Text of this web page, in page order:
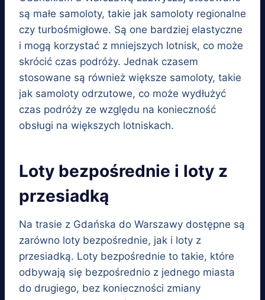
są małe samoloty, takie jak samoloty regionalne
czy turbośmigłowe. Są one bardziej elastyczne
i mogą korzystać z mniejszych lotnisk, co może
skrócić czas podróży. Jednak czasem
stosowane są również większe samoloty, takie
jak samoloty odrzutowe, co może wydłużyć
czas podróży ze względu na konieczność
obsługi na większych lotniskach.
Loty bezpośrednie i loty z
przesiadką
Na trasie z Gdańska do Warszawy dostępne są
zarówno loty bezpośrednie, jak i loty z
przesiadką. Loty bezpośrednie to takie, które
odbywają się bezpośrednio z jednego miasta
do drugiego, bez konieczności zmiany